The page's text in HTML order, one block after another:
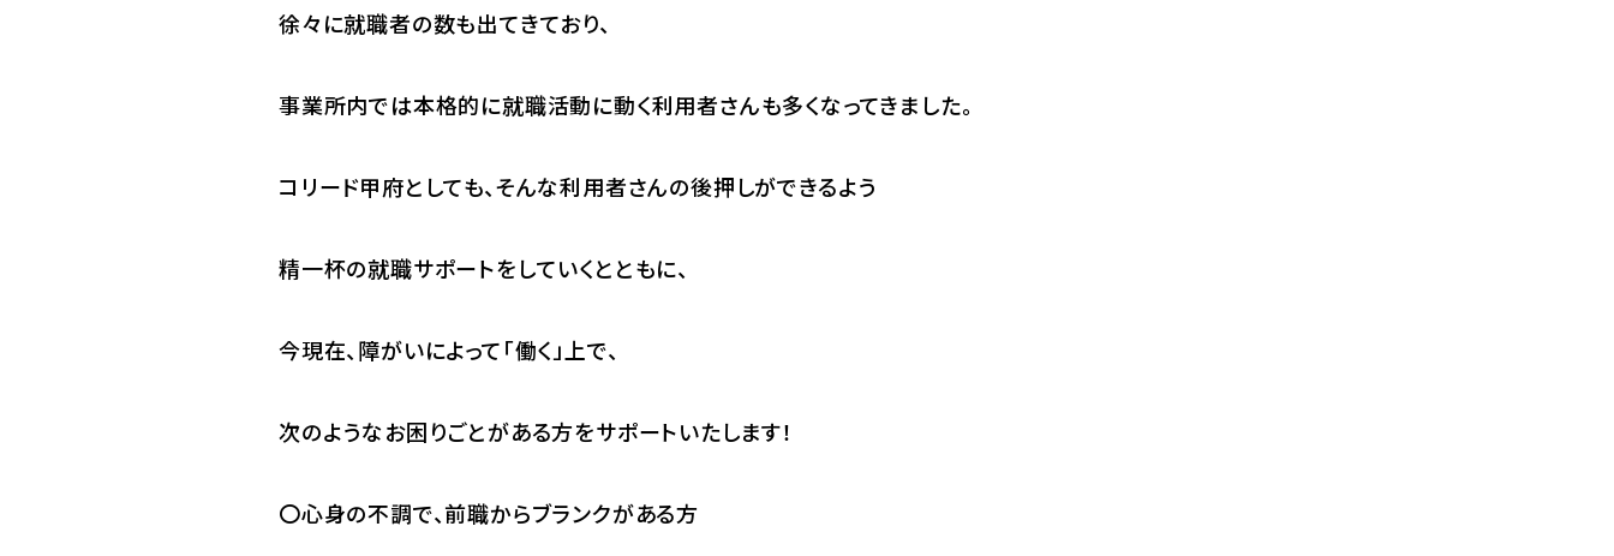
徐々に就職者の数も出てきており、
事業所内では本格的に就職活動に動く利用者さんも多くなってきました。
コリード甲府としても、そんな利用者さんの後押しができるよう
精一杯の就職サポートをしていくとともに、
今現在、障がいによって「働く」上で、
次のようなお困りごとがある方をサポートいたします！
〇心身の不調で、前職からブランクがある方